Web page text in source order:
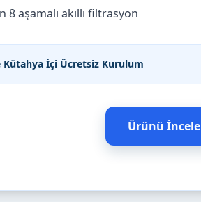
aşamalı akıllı filtrasyon
Kütahya İçi Ücretsiz Kurulum
Ürünü İncele